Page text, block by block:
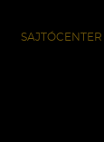
SAJTÓCENTER